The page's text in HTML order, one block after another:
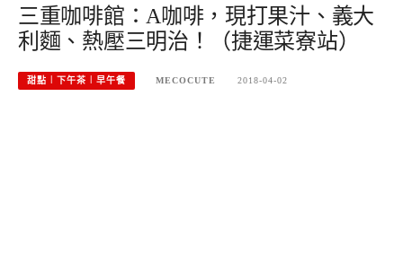
三重咖啡館：A咖啡，現打果汁、義大
利麵、熱壓三明治！（捷運菜寮站）
甜點︱下午茶︱早午餐 MECOCUTE 2018-04-02